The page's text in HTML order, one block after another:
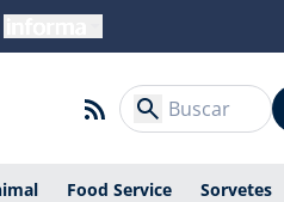
Food Service Sorvetes